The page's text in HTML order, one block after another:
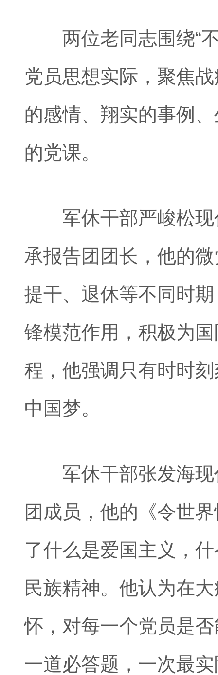
两位老同志围绕“不
党员思想实际，聚焦
的感情、翔实的事例
的党课。
军休干部严峻松现
承报告团团长，他的
提干、退休等不同时
锋模范作用，积极为
程，他强调只有时时
中国梦。
军休干部张发海现
团成员，他的《令世
了什么是爱国主义，
民族精神。他认为在
怀，对每一个党员是
一道必答题，一次最